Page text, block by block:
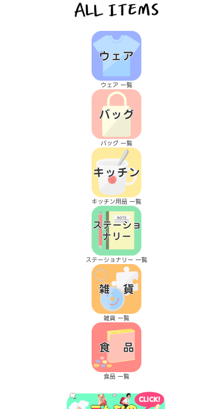
ウェア 一覧
バッグ 一覧
キッチン用品 一覧
ステーショナリー 一覧
雑貨 一覧
食品 一覧